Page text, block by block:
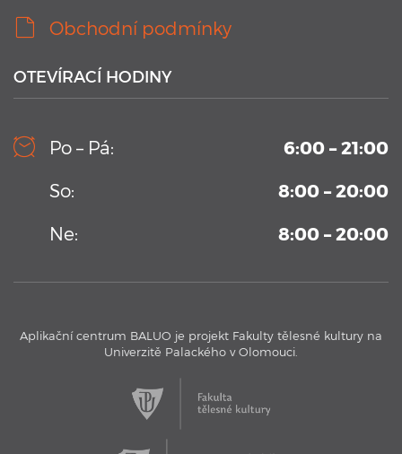
Kamerový systém v testovacím bazénu Aplikačního
centra BALUO
Vysoko-sekvenční kamerový systém permanentně
umístění v Aplikačním centrum BALUO. Více informací zde
Obchodní podmínky
OTEVÍRACÍ HODINY
Po – Pá:
6:00 – 21:00
So:
8:00 – 20:00
Ne:
8:00 – 20:00
Aplikační centrum BALUO je projekt Fakulty tělesné kultury na
Univerzitě Palackého v Olomouci.